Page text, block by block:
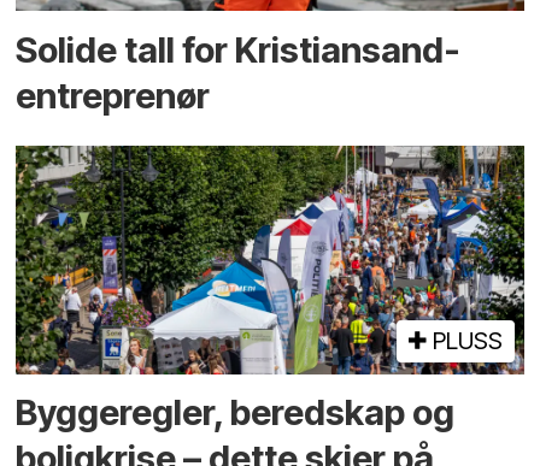
Solide tall for Kristiansand-
entreprenør
PLUSS
Bygge­regler, beredskap og